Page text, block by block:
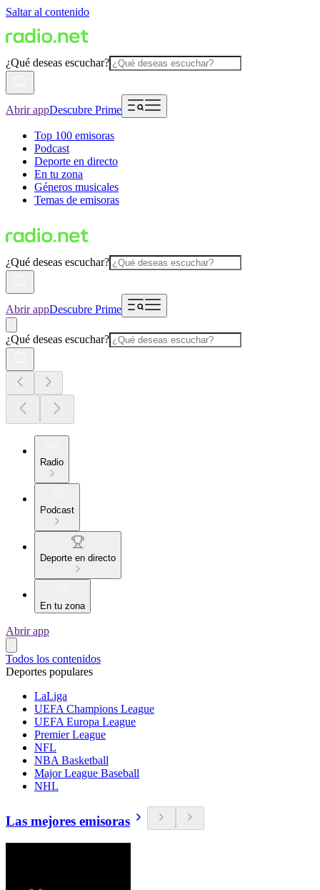
Saltar al contenido
¿Qué deseas escuchar?
Abrir appDescubre Prime
Top 100 emisoras
Podcast
Deporte en directo
En tu zona
Géneros musicales
Temas de emisoras
¿Qué deseas escuchar?
Abrir appDescubre Prime
¿Qué deseas escuchar?
Radio
Podcast
Deporte en directo
En tu zona
Abrir app
Todos los contenidos
Deportes populares
LaLiga
UEFA Champions League
UEFA Europa League
Premier League
NFL
NBA Basketball
Major League Baseball
NHL
Las mejores emisoras